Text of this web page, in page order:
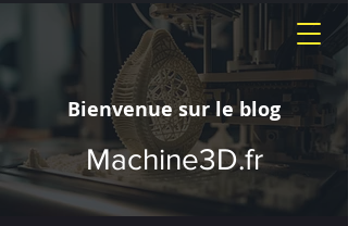
Bienvenue sur le blog
Machine3D.fr